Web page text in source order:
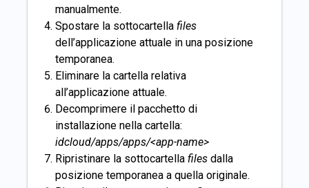
manualmente.
Spostare la sottocartella files
dell’applicazione attuale in una posizione
temporanea.
Eliminare la cartella relativa
all’applicazione attuale.
Decomprimere il pacchetto di
installazione nella cartella:
idcloud/apps/apps/<app-name>
Ripristinare la sottocartella files dalla
posizione temporanea a quella originale.